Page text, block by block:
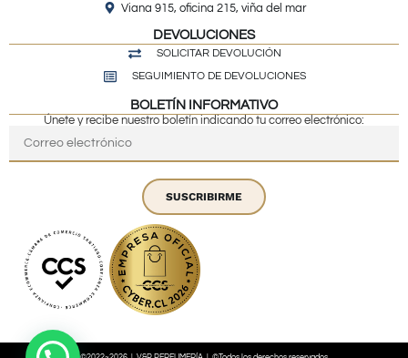
Viana 915, oficina 215, viña del mar
DEVOLUCIONES
SOLICITAR DEVOLUCIÓN
SEGUIMIENTO DE DEVOLUCIONES
BOLETÍN INFORMATIVO
Únete y recibe nuestro boletín indicando tu correo electrónico:
SUSCRIBIRME